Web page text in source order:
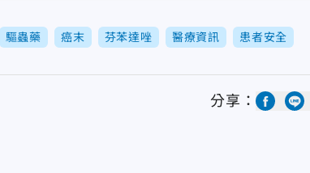
驅蟲藥 癌末 芬苯達唑 醫療資訊 患者安全
分享：